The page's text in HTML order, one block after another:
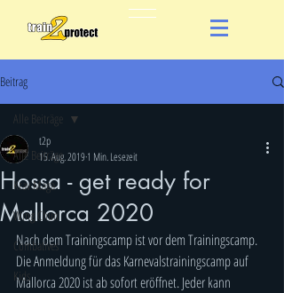
Beitrag
Alle Beiträge
Krav Maga
Wing Chun
Combatives
Kids
Alle Beiträge
Hossa - get ready for
Mallorca 2020
t2p
15. Aug. 20191 Min. Lesezeit
Nach dem Trainingscamp ist vor dem Trainingscamp.
Die Anmeldung für das Karnevalstrainingscamp auf
Mallorca 2020 ist ab sofort eröffnet. Jeder kann